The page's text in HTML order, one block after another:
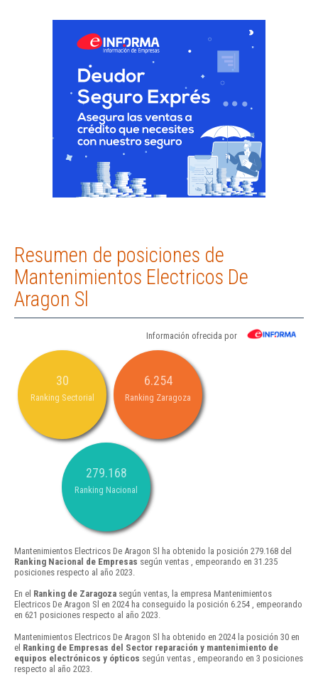
Resumen de posiciones de
Mantenimientos Electricos De
Aragon Sl
Información ofrecida por
30
Ranking Sectorial
6.254
Ranking Zaragoza
279.168
Ranking Nacional
Mantenimientos Electricos De Aragon Sl ha obtenido la posición 279.168 del
Ranking Nacional de Empresas según ventas , empeorando en 31.235
posiciones respecto al año 2023.
En el Ranking de Zaragoza según ventas, la empresa Mantenimientos
Electricos De Aragon Sl en 2024 ha conseguido la posición 6.254 , empeorando
en 621 posiciones respecto al año 2023.
Mantenimientos Electricos De Aragon Sl ha obtenido en 2024 la posición 30 en
el Ranking de Empresas del Sector reparación y mantenimiento de
equipos electrónicos y ópticos según ventas , empeorando en 3 posiciones
respecto al año 2023.